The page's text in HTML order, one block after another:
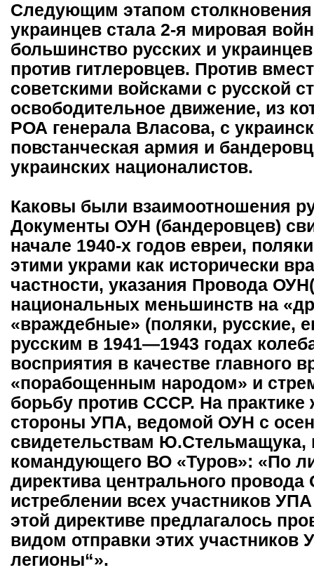
Следующим этапом столкновения
украинцев стала 2-я мировая
большинство русских и
против гитлеровцев. Против
советскими войсками с русской
освободительное движение, из
РОА генерала Власова, с
повстанческая армия и
украинских националистов.
Каковы были взаимоотношения
Документы ОУН (бандеровцев)
начале 1940-х годов евреи,
этими украми как исторически
частности, указания Провода
национальных меньшинств на
«враждебные» (поляки, русские,
русским в 1941—1943 годах
восприятия в качестве главного
«порабощенным народом» и
борьбу против СССР. На
стороны УПА, ведомой ОУН с
свидетельствам Ю.Стельмащука,
командующего ВО «Туров»: «По
директива центрального
истреблении всех участников
этой директиве предлагалось
видом отправки этих участников
легионы“».